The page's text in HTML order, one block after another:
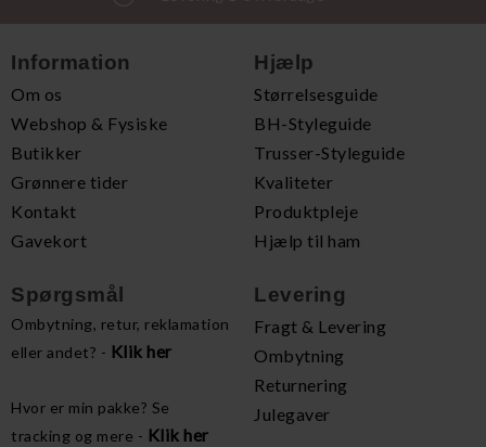
Information
Om os
Webshop & Fysiske
Butikker
Grønnere tider
Kontakt
Gavekort
Hjælp
Størrelsesguide
BH-Styleguide
Trusser-Styleguide
Kvaliteter
Produktpleje
Hjælp til ham
Spørgsmål
Ombytning, retur, reklamation
eller andet? - Klik her
Hvor er min pakke? Se
tracking og mere - Klik her
Levering
Fragt & Levering
Ombytning
Returnering
Julegaver